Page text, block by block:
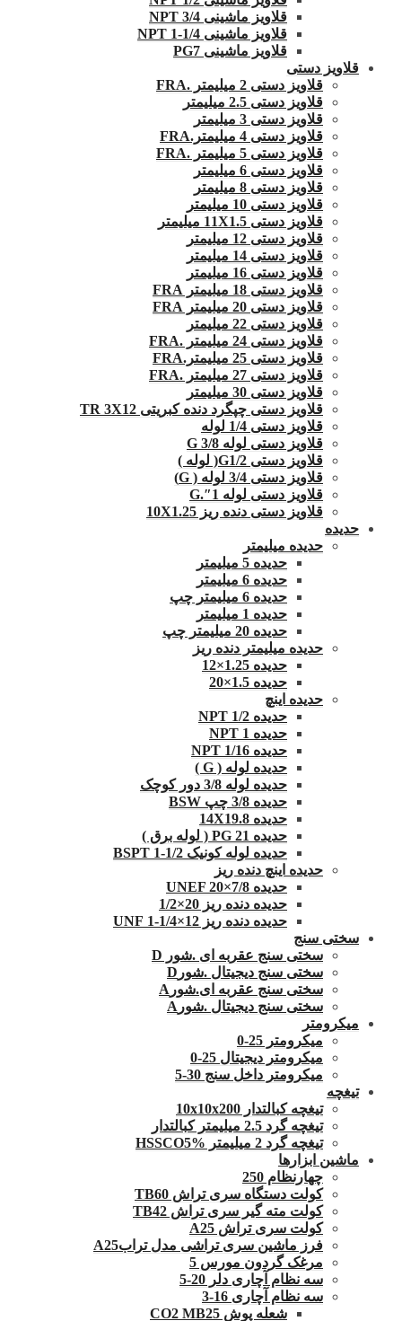
قلاویز ماشینی 3/4 NPT
قلاویز ماشینی 1/4-1 NPT
قلاویز ماشینی PG7
قلاویز دستی
قلاویز دستی 2 میلیمتر .FRA
قلاویز دستی 2.5 میلیمتر
قلاویز دستی 3 میلیمتر
قلاویز دستی 4 میلیمتر.FRA
قلاویز دستی 5 میلیمتر .FRA
قلاویز دستی 6 میلیمتر
قلاویز دستی 8 میلیمتر
قلاویز دستی 10 میلیمتر
قلاویز دستی 11X1.5 میلیمتر
قلاویز دستی 12 میلیمتر
قلاویز دستی 14 میلیمتر
قلاویز دستی 16 میلیمتر
قلاویز دستی 18 میلیمتر FRA
قلاویز دستی 20 میلیمتر FRA
قلاویز دستی 22 میلیمتر
قلاویز دستی 24 میلیمتر .FRA
قلاویز دستی 25 میلیمتر.FRA
قلاویز دستی 27 میلیمتر .FRA
قلاویز دستی 30 میلیمتر
قلاویز دستی چپگرد دنده کبریتی TR 3X12
قلاویز دستی 1/4 لوله
قلاویز دستی لوله G 3/8
قلاویز دستی G1/2( لوله )
قلاویز دستی 3/4 لوله ( G)
قلاویز دستی لوله 1″.G
قلاویز دستی دنده ریز 10X1.25
حدیده
حدیده میلیمتر
حدیده 5 میلیمتر
حدیده 6 میلیمتر
حدیده 6 میلیمتر چپ
حدیده 1 میلیمتر
حدیده 20 میلیمتر چپ
حدیده میلیمتر دنده ریز
حدیده 1.25×12
حدیده 1.5×20
حدیده اینچ
حدیده 1/2 NPT
حدیده NPT 1
حدیده 1/16 NPT
حدیده لوله ( G )
حدیده لوله 3/8 دور کوچک
حدیده 3/8 چپ BSW
حدیده 14X19.8
حدیده 21 PG ( لوله برق )
حدیده لوله کونیک 1/2-1 BSPT
حدیده اینچ دنده ریز
حدیده UNEF 20×7/8
حدیده دنده ریز 20×1/2
حدیده دنده ریز 12×1/4-1 UNF
سختی سنج
سختی سنج عقربه ای .شور D
سختی سنج دیجیتال .شورD
سختی سنج عقربه ای.شورA
سختی سنج دیجیتال .شورA
میکرومتر
میکرومتر 25-0
میکرومتر دیجیتال 25-0
میکرومتر داخل سنج 30-5
تیغچه
تیغچه کبالتدار 10x10x200
تیغچه گرد 2.5 میلیمتر کبالتدار
تیغچه گرد 2 میلیمتر HSSCO5%
ماشین ابزارها
چهارنظام 250
کولت دستگاه سری تراش TB60
کولت مته گیر سری تراش TB42
کولت سری تراش A25
فرز ماشین سری تراشی مدل ترابA25
مرغک گردون مورس 5
سه نظام آچاری دلر 20-5
سه نظام آچاری 16-3
شعله پوش CO2 MB25